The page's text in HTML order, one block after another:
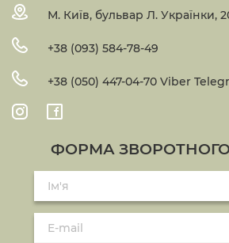
М. Київ, бульвар Л. Українки,
+38 (093) 584-78-49
+38 (050) 447-04-70 Viber
ФОРМА ЗВОРОТНОГО